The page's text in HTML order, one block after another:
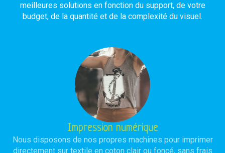
meilleures solutions en fonction du support, de votre
budget, de la quantité et de la complexité du visuel.
Impression numérique
Nous disposons de nos propres machines pour imprimer
directement sur textile en coton clair ou foncé, sans frais